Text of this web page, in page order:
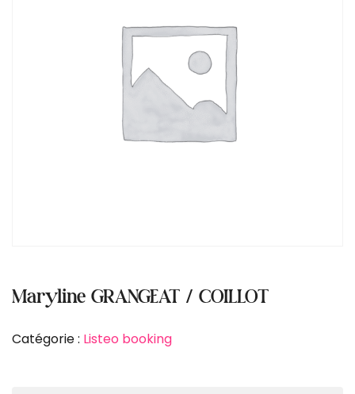
Maryline GRANGEAT / COILLOT
Catégorie : Listeo booking